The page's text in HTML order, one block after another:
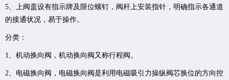
5、上阀盖设有指示牌及限位螺钉，阀杆上安装指针，明确指示各通道
的接通状况，易于操作。
分类：
1、机动换向阀，机动换向阀又称行程阀。
2、电磁换向阀，电磁换向阀是利用电磁吸引力操纵阀芯换位的方向控